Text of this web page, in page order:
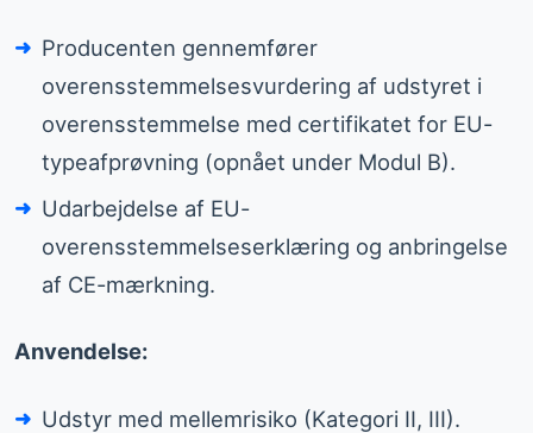
Producenten gennemfører
overensstemmelsesvurdering af udstyret i
overensstemmelse med certifikatet for EU-
typeafprøvning (opnået under Modul B).
Udarbejdelse af EU-
overensstemmelseserklæring og anbringelse
af CE-mærkning.
Anvendelse:
Udstyr med mellemrisiko (Kategori II, III).